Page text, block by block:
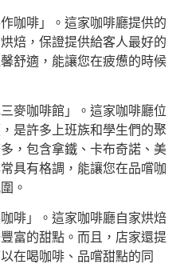
咖啡」。這家咖啡廳提供的
焙，保證提供給客人最好的
舒適，能讓您在疲憊的時候
麥咖啡館」。這家咖啡廳位
是許多上班族和學生們的聚
，包含拿鐵、卡布奇諾、美
具有格調，能讓您在品嚐咖
。
啡」。這家咖啡廳自家烘焙
富的甜點。而且，店家還提
在喝咖啡、品嚐甜點的同